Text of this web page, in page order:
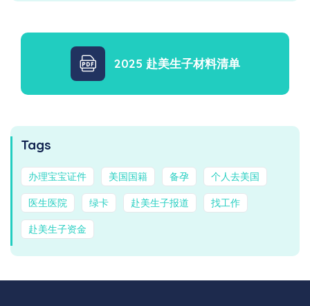
2025 赴美生子材料清单
Tags
办理宝宝证件 美国国籍 备孕 个人去美国
医生医院 绿卡 赴美生子报道 找工作
赴美生子资金